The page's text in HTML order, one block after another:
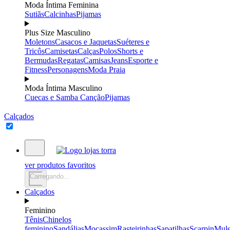
Moda Íntima Feminina
SutiãsCalcinhasPijamas
Plus Size Masculino
MoletonsCasacos e JaquetasSuéteres e
TricôsCamisetasCalçasPolosShorts e
BermudasRegatasCamisasJeansEsporte e
FitnessPersonagensModa Praia
Moda Íntima Masculino
Cuecas e Samba CançãoPijamas
Calçados
ver produtos favoritos
Carregando...
Calçados
Feminino
TênisChinelos